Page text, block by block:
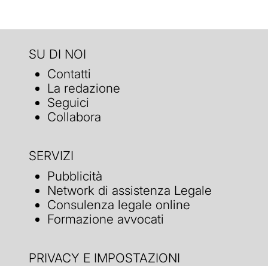
SU DI NOI
Contatti
La redazione
Seguici
Collabora
SERVIZI
Pubblicità
Network di assistenza Legale
Consulenza legale online
Formazione avvocati
PRIVACY E IMPOSTAZIONI